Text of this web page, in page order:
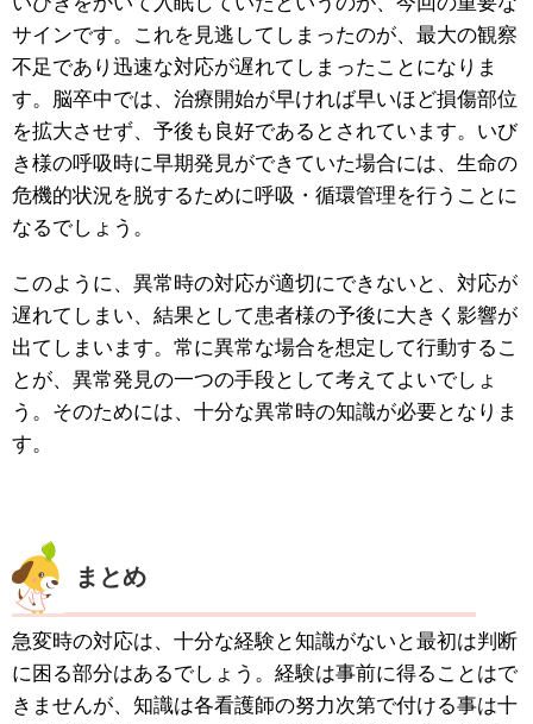
サインです。これを見逃してしまったのが、最大の観察
不足であり迅速な対応が遅れてしまったことになりま
す。脳卒中では、治療開始が早ければ早いほど損傷部位
を拡大させず、予後も良好であるとされています。いび
き様の呼吸時に早期発見ができていた場合には、生命の
危機的状況を脱するために呼吸・循環管理を行うことに
なるでしょう。
このように、異常時の対応が適切にできないと、対応が
遅れてしまい、結果として患者様の予後に大きく影響が
出てしまいます。常に異常な場合を想定して行動するこ
とが、異常発見の一つの手段として考えてよいでしょ
う。そのためには、十分な異常時の知識が必要となりま
す。
まとめ
急変時の対応は、十分な経験と知識がないと最初は判断
に困る部分はあるでしょう。経験は事前に得ることはで
きませんが、知識は各看護師の努力次第で付ける事は十